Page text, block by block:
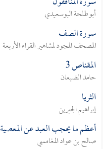
أبوطلحة البوسعيدي
سورة الصف
المصحف المجود لمشاهير القراء الأربعة
المقناص 3
حامد الضبعان
الثريا
إبراهيم الجبرين
أعظم ما يحجب العبد عن المعصية
صالح بن عواد المغامسي